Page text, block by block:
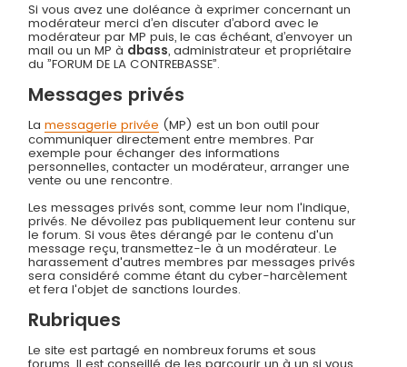
Si vous avez une doléance à exprimer concernant un
modérateur merci d’en discuter d’abord avec le
modérateur par MP puis, le cas échéant, d’envoyer un
mail ou un MP à dbass, administrateur et propriétaire
du ”FORUM DE LA CONTREBASSE”.
Messages privés
Lamessagerie privée (MP) est un bon outil pour
communiquer directement entre membres. Par
exemple pour échanger des informations
personnelles, contacter un modérateur, arranger une
vente ou une rencontre.
Les messages privés sont, comme leur nom l'indique,
privés. Ne dévoilez pas publiquement leur contenu sur
le forum. Si vous êtes dérangé par le contenu d'un
message reçu, transmettez-le à un modérateur. Le
harassement d'autres membres par messages privés
sera considéré comme étant du cyber-harcèlement
et fera l'objet de sanctions lourdes.
Rubriques
Le site est partagé en nombreux forums et sous